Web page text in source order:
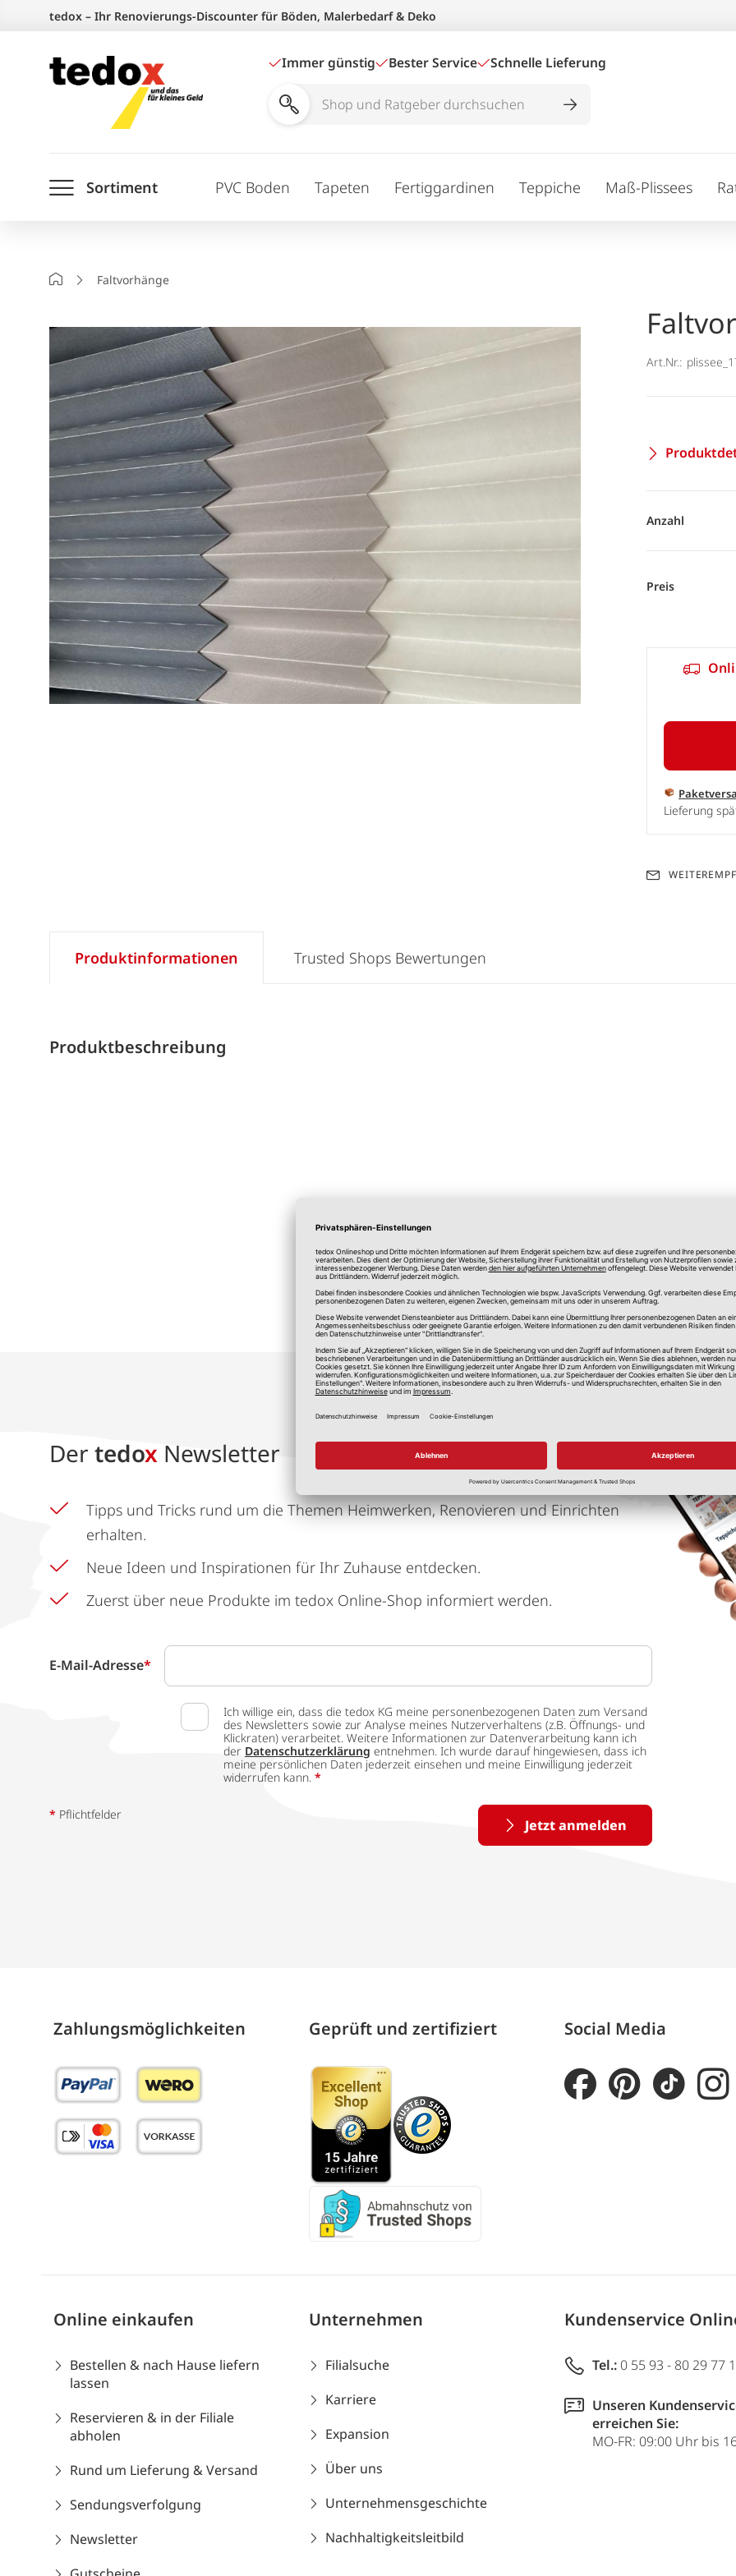
springen
tedox – Ihr Renovierungs-Discounter für Böden, Malerbedarf & Deko
Immer günstig Bester Service Schnelle Lieferung
Shop
durchsuchen
Sortiment PVC Boden Tapeten Fertiggardinen Teppiche Maß-Plissees
StartseiteFaltvorhänge
Art.Nr.:
Anzahl
Preis
Lieferung
Produktinformationen
Produktbeschreibung
Trusted Shops Bewertungen
*Alle Preise in Euro, inkl. gesetzlicher Mehrwertsteuer, zzgl.
Der tedox Newsletter
Tipps und Tricks rund um die Themen Heimwerken, Renovieren und Einrichten
erhalten.
Neue Ideen und Inspirationen für Ihr Zuhause entdecken.
Zuerst über neue Produkte im tedox Online-Shop informiert werden.
E-Mail-Adresse*
Ich willige ein, dass die tedox KG meine personenbezogenen Daten zum Versand
des Newsletters sowie zur Analyse meines Nutzerverhaltens (z.B. Öffnungs- und
Klickraten) verarbeitet. Weitere Informationen zur Datenverarbeitung kann ich
der Datenschutzerklärung entnehmen. Ich wurde darauf hingewiesen, dass ich
meine persönlichen Daten jederzeit einsehen und meine Einwilligung jederzeit
widerrufen kann. *
Jetzt anmelden
* Pflichtfelder
Zahlungs­möglich­keiten Geprüft und zertifiziert Social Media
Online einkaufen
Bestellen & nach Hause liefern
lassen
Reservieren & in der Filiale
abholen
Rund um Lieferung & Versand
Sendungsverfolgung
Newsletter
Unternehmen
Filialsuche
Karriere
Expansion
Über uns
Unternehmensgeschichte
Nachhaltigkeitsleitbild
Kundenservice
Tel.: 0 55 93 - 80 29 77
Unseren
erreichen Sie:
MO-FR: 09:00 Uhr bis